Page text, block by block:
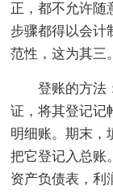
正，都不允许随
步骤都得以会计
范性，这为其三。
登账的方法：
证，将其登记记
明细账。期末，
把它登记入总账
资产负债表，利